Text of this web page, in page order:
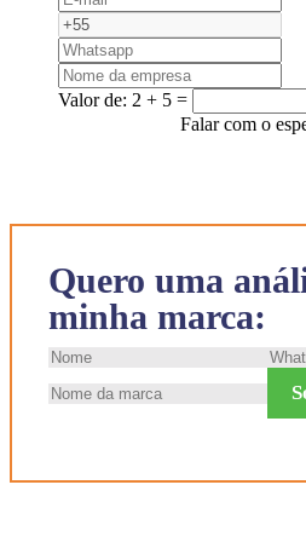
Quero uma
minha marca:
Valor de: 2 + 5 =
Falar com o